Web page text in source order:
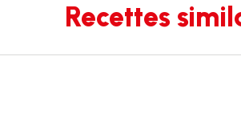
Recettes